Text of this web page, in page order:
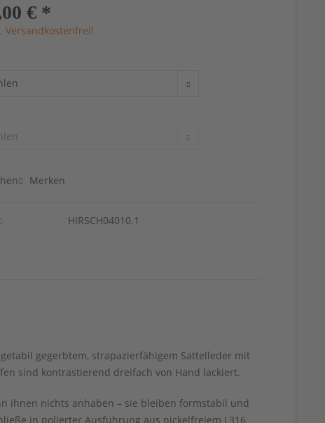
€ *
Versandkostenfrei!
Merken
HIRSCH04010.1
gegerbtem, strapazierfähigem Sattelleder mit
sind kontrastierend dreifach von Hand lackiert.
ihnen nichts anhaben – sie bleiben formstabil und
in polierter Ausführung aus nickelfreiem L316